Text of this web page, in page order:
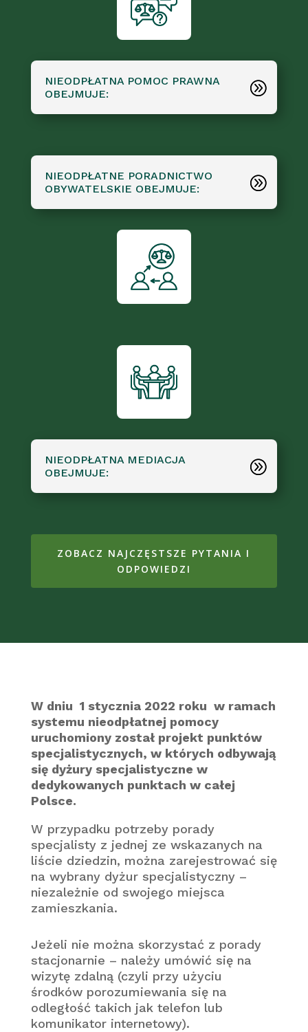
NIEODPŁATNA POMOC PRAWNA
OBEJMUJE:
NIEODPŁATNE PORADNICTWO
OBYWATELSKIE OBEJMUJE:
NIEODPŁATNA MEDIACJA
OBEJMUJE:
ZOBACZ NAJCZĘSTSZE PYTANIA I
ODPOWIEDZI
W dniu 1 stycznia 2022 roku w ramach
systemu nieodpłatnej pomocy
uruchomiony został projekt punktów
specjalistycznych, w których odbywają
się dyżury specjalistyczne w
dedykowanych punktach w całej
Polsce.
W przypadku potrzeby porady
specjalisty z jednej ze wskazanych na
liście dziedzin, można zarejestrować się
na wybrany dyżur specjalistyczny –
niezależnie od swojego miejsca
zamieszkania.
Jeżeli nie można skorzystać z porady
stacjonarnie – należy umówić się na
wizytę zdalną (czyli przy użyciu
środków porozumiewania się na
odległość takich jak telefon lub
komunikator internetowy).